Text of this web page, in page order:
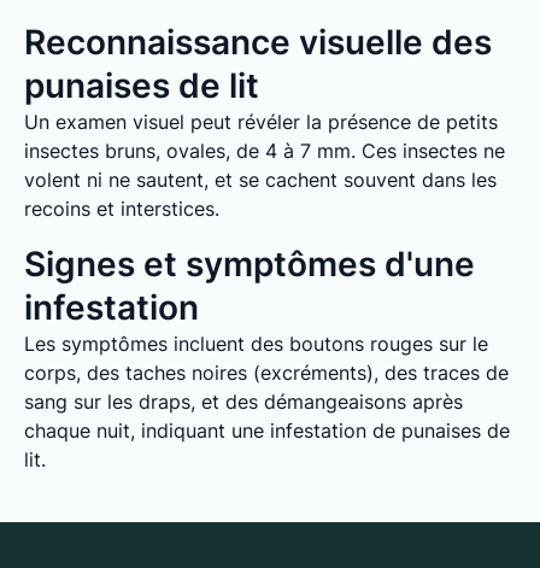
Reconnaissance visuelle des
punaises de lit
Un examen visuel peut révéler la présence de petits
insectes bruns, ovales, de 4 à 7 mm. Ces insectes ne
volent ni ne sautent, et se cachent souvent dans les
recoins et interstices.
Signes et symptômes d'une
infestation
Les symptômes incluent des boutons rouges sur le
corps, des taches noires (excréments), des traces de
sang sur les draps, et des démangeaisons après
chaque nuit, indiquant une infestation de punaises de
lit.